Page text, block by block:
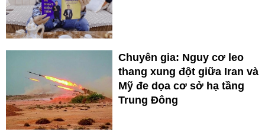
Chuyên gia: Nguy cơ leo
thang xung đột giữa Iran và
Mỹ đe dọa cơ sở hạ tầng
Trung Đông